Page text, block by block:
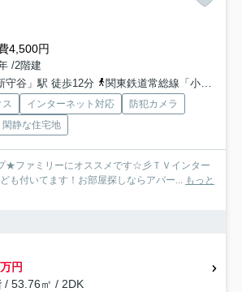
4,500円
/2階建
守谷」駅 徒歩12分
関東鉄道常総線「小絹」駅 徒歩25分
ス インターネット対応
防犯カメラ
閑静な住宅地
★ファミリーにオススメです☆彡ＴＶインター
も付いてます！お部屋探しならアパー... もっと
円
/ 53.76㎡ / 2DK